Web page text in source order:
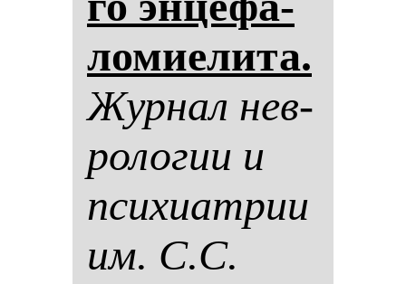
ло­ми­ели­та.
Жур­нал нев­
ро­ло­гии и
пси­хи­ат­рии
им. С.С.